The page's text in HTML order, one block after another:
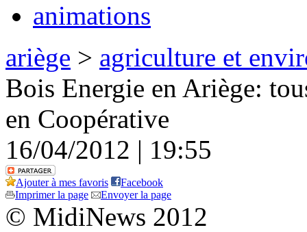
animations
ariège > agriculture et
Bois Energie en Ariège:
en Coopérative
16/04/2012 | 19:55
Ajouter à mes favoris
Facebook
Imprimer la page
Envoyer la page
© MidiNews 2012